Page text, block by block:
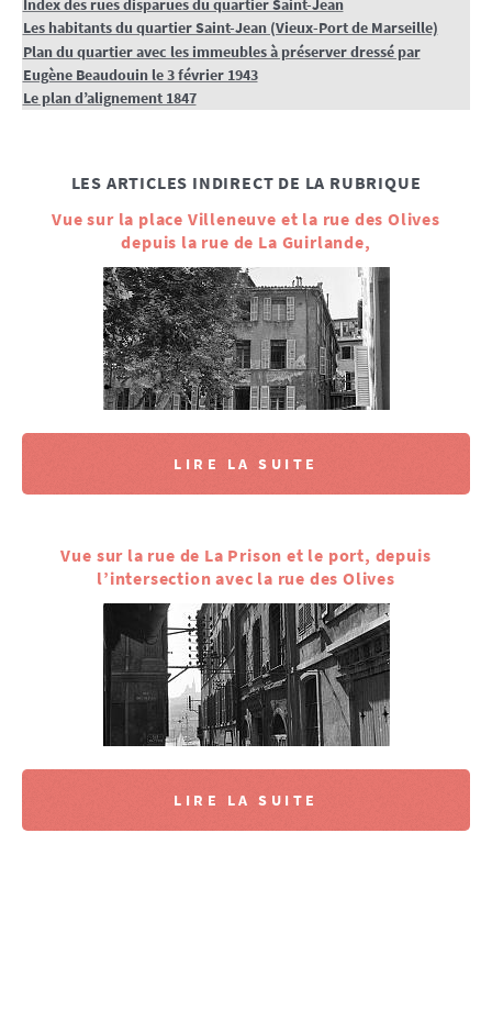
Index des rues disparues du quartier Saint-Jean
Les habitants du quartier Saint-Jean (Vieux-Port de Marseille)
Plan du quartier avec les immeubles à préserver dressé par
Eugène Beaudouin le 3 février 1943
Le plan d’alignement 1847
LES ARTICLES INDIRECT DE LA RUBRIQUE
Vue sur la place Villeneuve et la rue des Olives
depuis la rue de La Guirlande,
LIRE LA SUITE
Vue sur la rue de La Prison et le port, depuis
l’intersection avec la rue des Olives
LIRE LA SUITE